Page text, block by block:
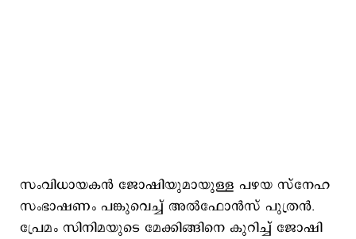
സംവിധായകന്‍ ജോഷിയുമായുള്ള പഴയ സ്നേഹ
സംഭാഷണം പങ്കുവെച്ച് അല്‍ഫോന്‍സ് പുത്രന്‍.
പ്രേമം സിനിമയുടെ മേക്കിങ്ങിനെ കുറിച്ച് ജോഷി